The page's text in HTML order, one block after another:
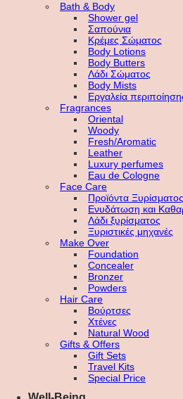
Bath & Body
Shower gel
Σαπούνια
Κρέμες Σώματος
Body Lotions
Body Butters
Λάδι Σώματος
Body Mists
Εργαλεία
Fragrances
Oriental
Woody
Fresh/Aromatic
Leather
Luxury perfumes
Eau de Cologne
Face Care
Προϊόντα Ξυρίσματος
Ενυδάτωση και
Λάδι ξυρίσματος
Ξυριστικές μηχανές
Make Over
Foundation
Concealer
Bronzer
Powders
Hair Care
Βούρτσες
Χτένες
Natural Wood
Gifts & Offers
Gift Sets
Travel Kits
Special Price